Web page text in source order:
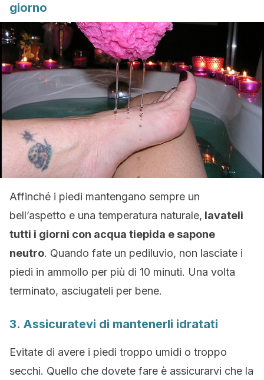
giorno
Affinché i piedi mantengano sempre un
bell’aspetto e una temperatura naturale, lavateli
tutti i giorni con acqua tiepida e sapone
neutro. Quando fate un pediluvio, non lasciate i
piedi in ammollo per più di 10 minuti. Una volta
terminato, asciugateli per bene.
3. Assicuratevi di mantenerli idratati
Evitate di avere i piedi troppo umidi o troppo
secchi. Quello che dovete fare è assicurarvi che la